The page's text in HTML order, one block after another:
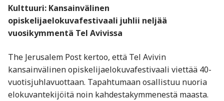
Kulttuuri: Kansainvälinen
opiskelijaelokuvafestivaali juhlii neljää
vuosikymmentä Tel Avivissa
The Jerusalem Post kertoo, että Tel Avivin
kansainvälinen opiskelijaelokuvafestivaali viettää 40-
vuotisjuhlavuottaan. Tapahtumaan osallistuu nuoria
elokuvantekijöitä noin kahdestakymmenestä maasta.